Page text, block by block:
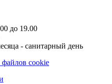
до 19.00
- санитарный день
cookie